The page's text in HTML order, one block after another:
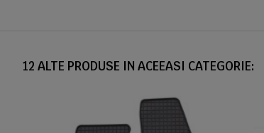
12 ALTE PRODUSE IN ACEEASI CATEGORIE: